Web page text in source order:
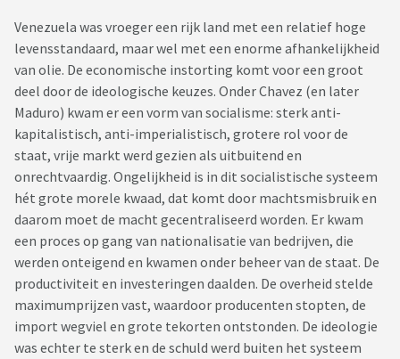
Venezuela was vroeger een rijk land met een relatief hoge
levensstandaard, maar wel met een enorme afhankelijkheid
van olie. De economische instorting komt voor een groot
deel door de ideologische keuzes. Onder Chavez (en later
Maduro) kwam er een vorm van socialisme: sterk anti-
kapitalistisch, anti-imperialistisch, grotere rol voor de
staat, vrije markt werd gezien als uitbuitend en
onrechtvaardig. Ongelijkheid is in dit socialistische systeem
hét grote morele kwaad, dat komt door machtsmisbruik en
daarom moet de macht gecentraliseerd worden. Er kwam
een proces op gang van nationalisatie van bedrijven, die
werden onteigend en kwamen onder beheer van de staat. De
productiviteit en investeringen daalden. De overheid stelde
maximumprijzen vast, waardoor producenten stopten, de
import wegviel en grote tekorten ontstonden. De ideologie
was echter te sterk en de schuld werd buiten het systeem